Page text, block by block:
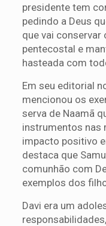
presidente tem
pedindo a Deus
que vai
pentecostal e
hasteada com
Em seu editorial
mencionou os
serva de Naamã
instrumentos nas
impacto positivo
destaca que
comunhão com
exemplos dos
Davi era um